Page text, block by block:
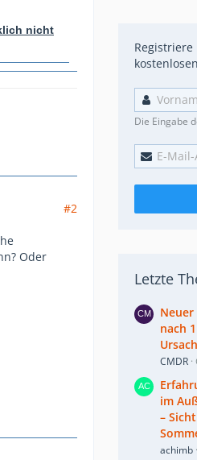
nicht
#2
Oder
Die Eingabe
Letzte
Neuer
nach
CMDR
im
–
achimb